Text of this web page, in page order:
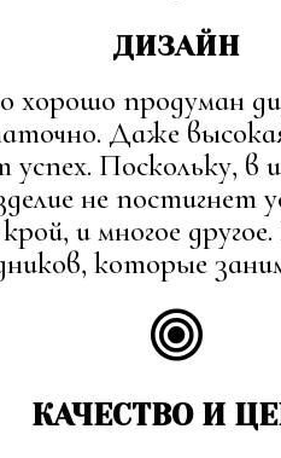
ДИЗАЙН
хорошо продуман
Даже
успех. Поскольку,
не постигнет
и многое
которые
КАЧЕСТВО И